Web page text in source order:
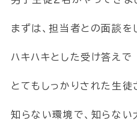
まずは、担当者との面談を
ハキハキとした受け答えで
とてもしっかりされた生徒
知らない環境で、知らない